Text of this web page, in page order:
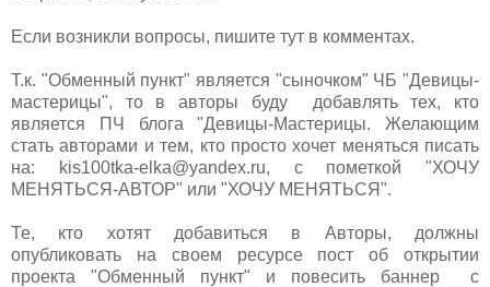
Если возникли вопросы, пишите тут в комментах.
Т.к. "Обменный пункт" является "сыночком" ЧБ "Девицы-
мастерицы", то в авторы буду добавлять тех, кто
является ПЧ блога "Девицы-Мастерицы. Желающим
стать авторами и тем, кто просто хочет меняться писать
на: kis100tka-elka@yandex.ru, с пометкой "ХОЧУ
МЕНЯТЬСЯ-АВТОР" или "ХОЧУ МЕНЯТЬСЯ".
Те, кто хотят добавиться в Авторы, должны
опубликовать на своем ресурсе пост об открытии
проекта "Обменный пункт" и повесить баннер с